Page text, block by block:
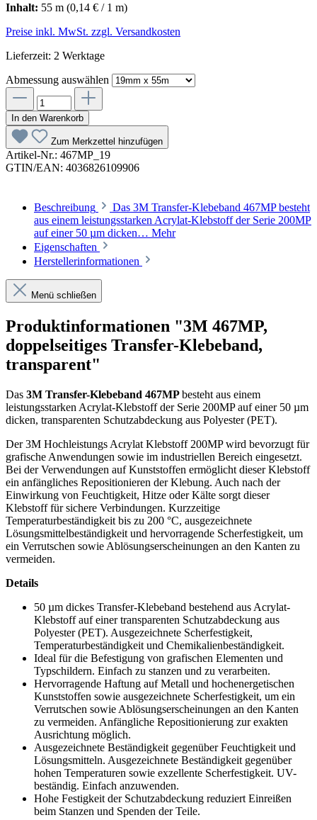
Inhalt: 55 m (0,14 € / 1 m)
Preise inkl. MwSt. zzgl. Versandkosten
Lieferzeit: 2 Werktage
Abmessung auswählen
In den Warenkorb
Zum Merkzettel hinzufügen
Artikel-Nr.: 467MP_19
GTIN/EAN: 4036826109906
Beschreibung
Das 3M Transfer-Klebeband 467MP besteht
aus einem leistungsstarken Acrylat-Klebstoff der Serie 200MP
auf einer 50 µm dicken… Mehr
Eigenschaften
Herstellerinformationen
Menü schließen
Produktinformationen "3M 467MP,
doppelseitiges Transfer-Klebeband,
transparent"
Das 3M Transfer-Klebeband 467MPbesteht aus einem
leistungsstarken Acrylat-Klebstoff der Serie 200MP auf einer 50 µm
dicken, transparenten Schutzabdeckung aus Polyester (PET).
Der 3M Hochleistungs Acrylat Klebstoff 200MP wird bevorzugt für
grafische Anwendungen sowie im industriellen Bereich eingesetzt.
Bei der Verwendungen auf Kunststoffen ermöglicht dieser Klebstoff
ein anfängliches Repositionieren der Klebung. Auch nach der
Einwirkung von Feuchtigkeit, Hitze oder Kälte sorgt dieser
Klebstoff für sichere Verbindungen. Kurzzeitige
Temperaturbeständigkeit bis zu 200 °C, ausgezeichnete
Lösungsmittelbeständigkeit und hervorragende Scherfestigkeit, um
ein Verrutschen sowie Ablösungserscheinungen an den Kanten zu
vermeiden.
Details
50 µm dickes Transfer-Klebeband bestehend aus Acrylat-
Klebstoff auf einer transparenten Schutzabdeckung aus
Polyester (PET). Ausgezeichnete Scherfestigkeit,
Temperaturbeständigkeit und Chemikalienbeständigkeit.
Ideal für die Befestigung von grafischen Elementen und
Typschildern. Einfach zu stanzen und zu verarbeiten.
Hervorragende Haftung auf Metall und hochenergetischen
Kunststoffen sowie ausgezeichnete Scherfestigkeit, um ein
Verrutschen sowie Ablösungserscheinungen an den Kanten
zu vermeiden. Anfängliche Repositionierung zur exakten
Ausrichtung möglich.
Ausgezeichnete Beständigkeit gegenüber Feuchtigkeit und
Lösungsmitteln. Ausgezeichnete Beständigkeit gegenüber
hohen Temperaturen sowie exzellente Scherfestigkeit. UV-
beständig. Einfach anzuwenden.
Hohe Festigkeit der Schutzabdeckung reduziert Einreißen
beim Stanzen und Spenden der Teile.